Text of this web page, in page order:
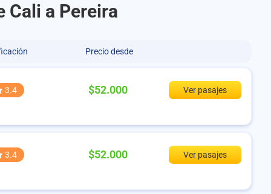
Cali a Pereira
Precio desde
3.4 $52.000 Ver pasajes
3.4 $52.000 Ver pasajes